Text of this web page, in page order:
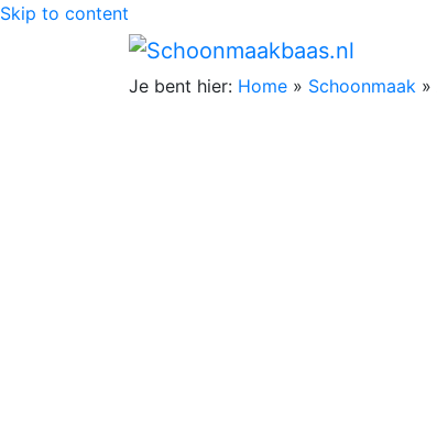
Skip to content
Je bent hier: Home » Schoonmaak »